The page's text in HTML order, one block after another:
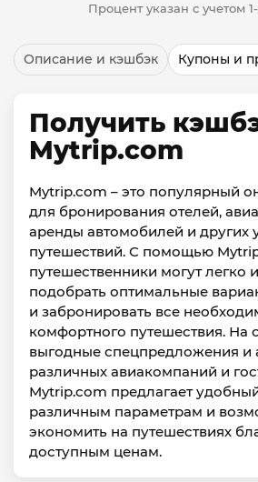
Процент указан с учетом
Описание и кэшбэк Купоны и
Получить
Mytrip.com
Mytrip.com – это популярный
для бронирования отелей,
аренды автомобилей и других
путешествий. С помощью
путешественники могут легко
подобрать оптимальные
и забронировать все
комфортного путешествия. На
выгодные спецпредложения и
различных авиакомпаний и
Mytrip.com предлагает
различным параметрам и
экономить на путешествиях
доступным ценам.